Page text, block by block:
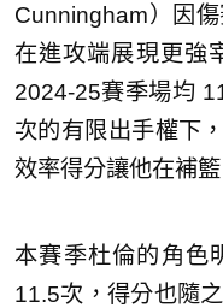
Cunningham）因
在進攻端展現更強
2024-25賽季場均
次的有限出手權下
效率得分讓他在補
本賽季杜倫的角色
11.5次，得分也隨